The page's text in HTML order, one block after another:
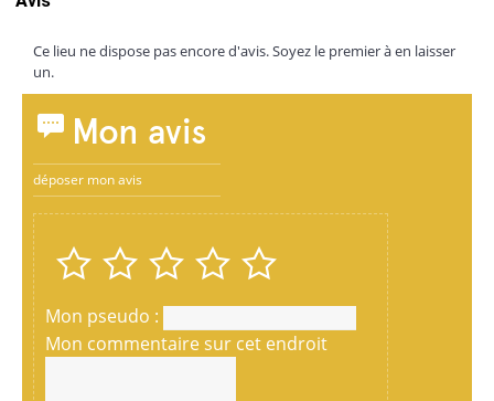
Ce lieu ne dispose pas encore d'avis. Soyez le premier à en laisser
un.
Mon avis
déposer mon avis
Mon pseudo :
Mon commentaire sur cet endroit